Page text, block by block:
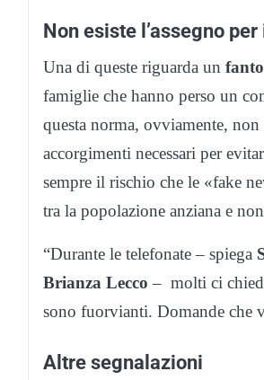
Non esiste l’assegno
Una di queste riguarda un
famiglie che hanno perso un
questa norma, ovviamente,
accorgimenti necessari per
sempre il rischio che le «fake
tra la popolazione anziana e
“Durante le telefonate – spiega
Brianza Lecco – molti ci
sono fuorvianti. Domande che
Altre segnalazioni